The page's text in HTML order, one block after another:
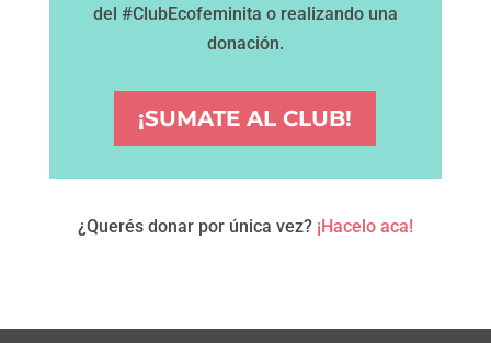
del #ClubEcofeminita o realizando una
donación.
¡SUMATE AL CLUB!
¿Querés donar por única vez? ¡Hacelo aca!